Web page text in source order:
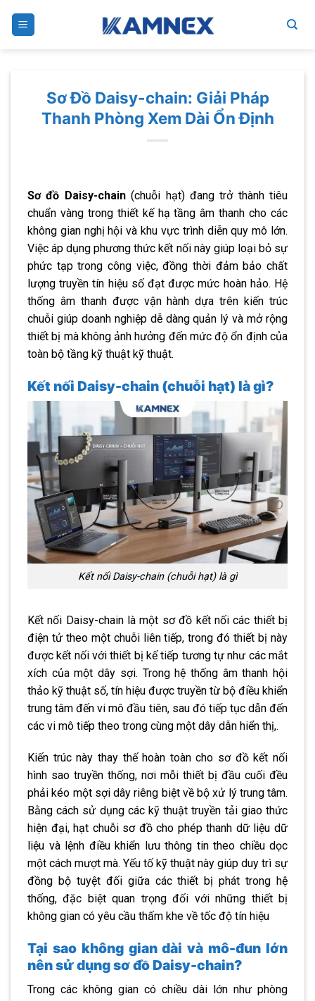
Sơ Đồ Daisy-chain: Giải Pháp
Thanh Phòng Xem Dài Ổn Định
Sơ đồ Daisy-chain(chuỗi hạt) đang trở thành tiêu
chuẩn vàng trong thiết kế hạ tầng âm thanh cho các
không gian nghị hội và khu vực trình diễn quy mô lớn.
Việc áp dụng phương thức kết nối này giúp loại bỏ sự
phức tạp trong công việc, đồng thời đảm bảo chất
lượng truyền tín hiệu số đạt được mức hoàn hảo. Hệ
thống âm thanh được vận hành dựa trên kiến ​​trúc
chuỗi giúp doanh nghiệp dễ dàng quản lý và mở rộng
thiết bị mà không ảnh hưởng đến mức độ ổn định của
toàn bộ tầng kỹ thuật kỹ thuật.
Kết nối Daisy-chain (chuỗi hạt) là gì?
Kết nối Daisy-chain (chuỗi hạt) là gì
Kết nối Daisy-chain là một sơ đồ kết nối các thiết bị
điện tử theo một chuỗi liên tiếp, trong đó thiết bị này
được kết nối với thiết bị kế tiếp tương tự như các mắt
xích của một dây sợi. Trong hệ thống âm thanh hội
thảo kỹ thuật số, tín hiệu được truyền từ bộ điều khiển
trung tâm đến vi mô đầu tiên, sau đó tiếp tục dẫn đến
các vi mô tiếp theo trong cùng một dây dẫn hiển thị,.
Kiến trúc này thay thế hoàn toàn cho sơ đồ kết nối
hình sao truyền thống, nơi mỗi thiết bị đầu cuối đều
phải kéo một sợi dây riêng biệt về bộ xử lý trung tâm.
Bằng cách sử dụng các kỹ thuật truyền tải giao thức
hiện đại, hạt chuỗi sơ đồ cho phép thanh dữ liệu dữ
liệu và lệnh điều khiển lưu thông tin theo chiều dọc
một cách mượt mà. Yếu tố kỹ thuật này giúp duy trì sự
đồng bộ tuyệt đối giữa các thiết bị phát trong hệ
thống, đặc biệt quan trọng đối với những thiết bị
không gian có yêu cầu thấm khe về tốc độ tín hiệu
Tại sao không gian dài và mô-đun lớn
nên sử dụng sơ đồ Daisy-chain?
Trong các không gian có chiều dài lớn như phòng